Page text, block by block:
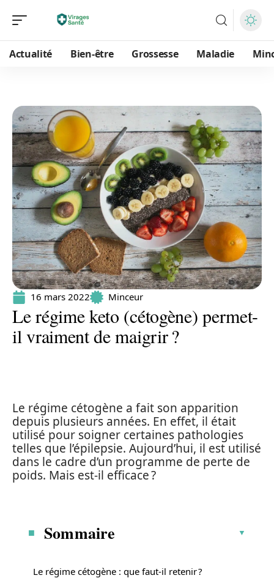
Actualité Bien-être Grossesse Maladie
16 mars 2022 Minceur
Le régime keto (cétogène) permet-
il vraiment de maigrir ?
Le régime cétogène a fait son apparition
depuis plusieurs années. En effet, il était
utilisé pour soigner certaines pathologies
telles que l’épilepsie. Aujourd’hui, il est utilisé
dans le cadre d’un programme de perte de
poids. Mais est-il efficace ?
Sommaire
Le régime cétogène : que faut-il retenir ?